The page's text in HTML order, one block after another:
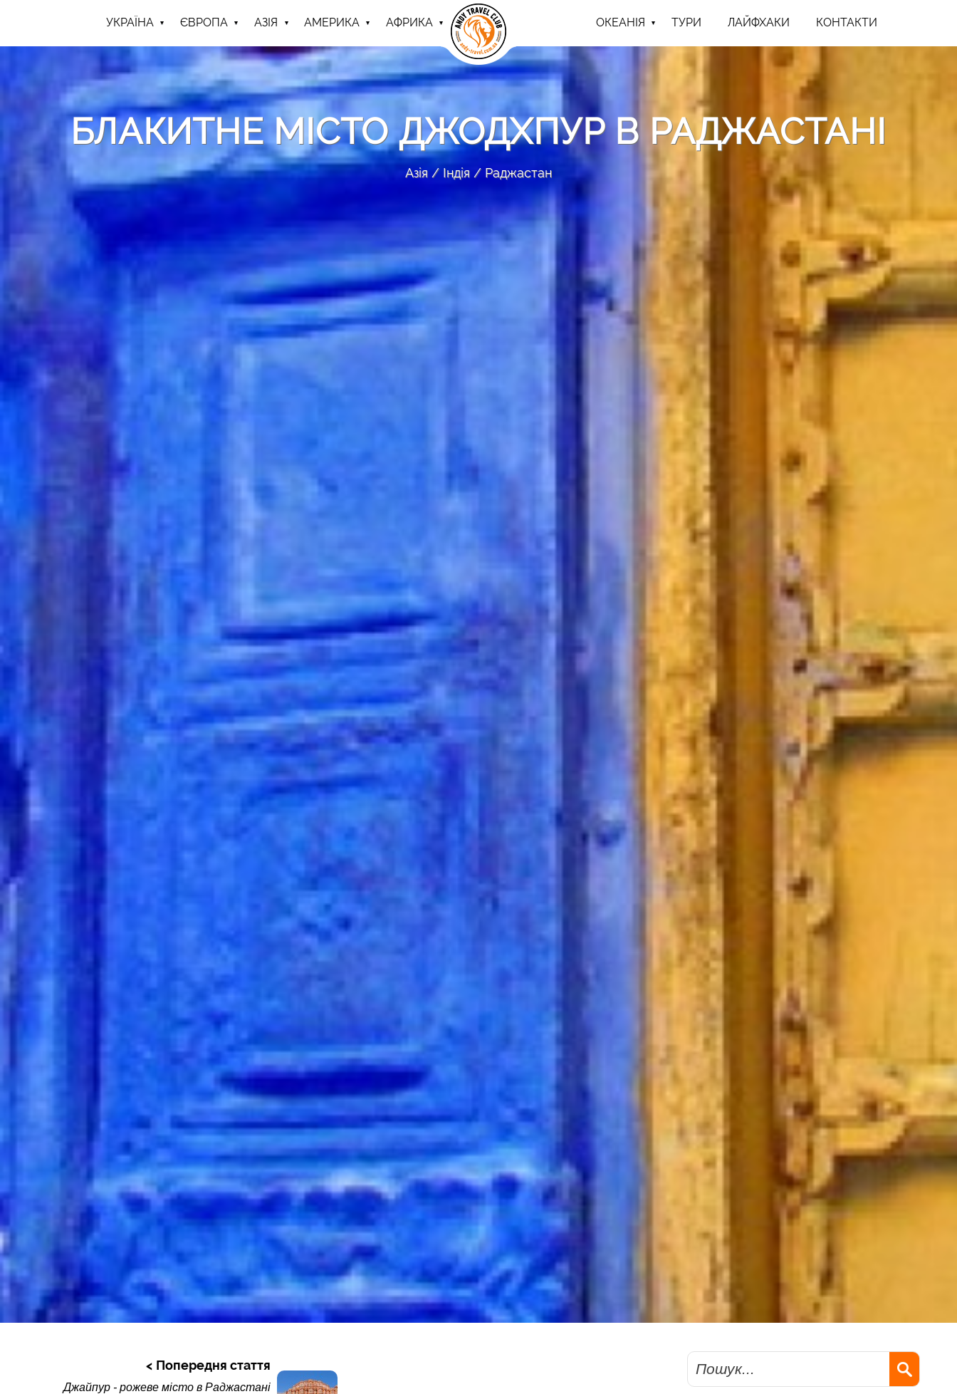
УКРАЇНА ЄВРОПА АЗІЯ АМЕРИКА АФРИКА ОКЕАНІЯ ТУРИ ЛАЙФХАКИ КОНТАКТИ
БЛАКИТНЕ МІСТО ДЖОДХПУР В РАДЖАСТАНІ
Азія Індія Раджастан
Попередня стаття
Джайпур - рожеве місто в Раджастані
Пошук